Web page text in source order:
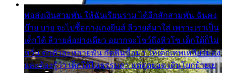
พ่อส่งเงินสามพัน ให้ฉันเรียนราม ได้อีกสักสามพัน ฉันคง
บ๊าย บาย จะไปซื้อกางเกงยีนส์ ลีวายส์มาใส่ เพราะเราเป็น
เด็กใต้ ลีวายส์อย่างเดียว อยากจะโชว์ถึงหิวโซ เด็กใต้ก็ไม่
หวั่น ตกตัวละหลายพัน กัดฟันซื้อมา ให้เด็กเทพเหลียวมอง
และต้องรู้ว่า เด็กใต้ไม่ธรรมดา แต่สุดยอด เดินโยกย้ายเย